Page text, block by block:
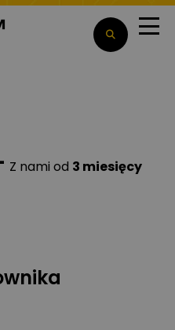
Z nami od 3 miesięcy